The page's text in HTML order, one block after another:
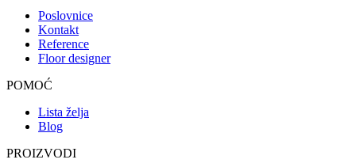
Poslovnice
Kontakt
Reference
Floor designer
POMOĆ
Lista želja
Blog
PROIZVODI